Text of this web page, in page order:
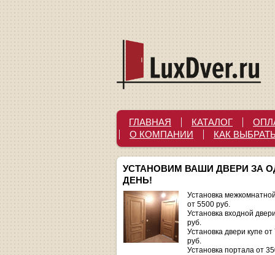
ГЛАВНАЯ КАТАЛОГ
О КОМПАНИИ
КАК
УСТАНОВИМ ВАШИ ДВЕРИ ЗА
ДЕНЬ!
Установка
от 5500 руб.
Установка входной
руб.
Установка двери купе
руб.
Установка портала от